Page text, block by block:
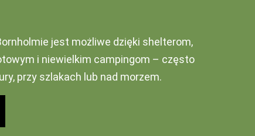
jest możliwe dzięki shelterom,
i niewielkim campingom – często
przy szlakach lub nad morzem.